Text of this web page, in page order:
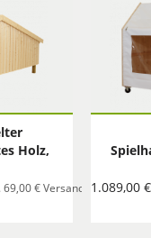
Holz,
107 cm.
69,00 € Versand per1.089,00